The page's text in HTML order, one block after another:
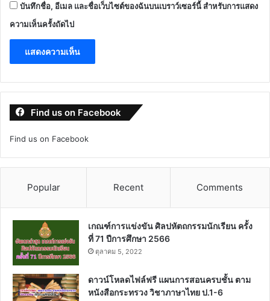
บันทึกชื่อ, อีเมล และชื่อเว็บไซต์ของฉันบนเบราว์เซอร์นี้ สำหรับการแสดง
ความเห็นครั้งถัดไป
Find us on Facebook
Find us on Facebook
Popular Recent Comments
เกณฑ์การแข่งขัน ศิลปหัตถกรรมนักเรียน ครั้ง
ที่ 71 ปีการศึกษา 2566
ตุลาคม 5, 2022
ดาวน์โหลดไฟล์ฟรี แผนการสอนครบชั้น ตาม
หนังสือกระทรวง วิชาภาษาไทย ป.1-6